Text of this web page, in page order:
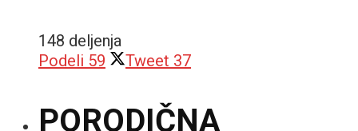
148 deljenja
Podeli 59 Tweet 37
PORODIČNA